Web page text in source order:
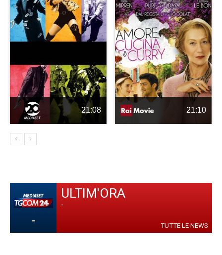
21:08 21:10
-
ULTIM'ORA
-
TUTTE LE NEWS